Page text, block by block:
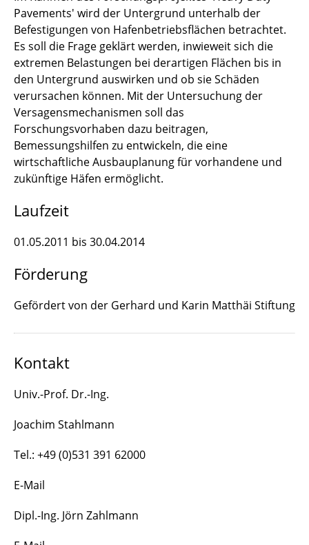
Pavements' wird der Untergrund unterhalb der
Befestigungen von Hafenbetriebsflächen betrachtet.
Es soll die Frage geklärt werden, inwieweit sich die
extremen Belastungen bei derartigen Flächen bis in
den Untergrund auswirken und ob sie Schäden
verursachen können. Mit der Untersuchung der
Versagensmechanismen soll das
Forschungsvorhaben dazu beitragen,
Bemessungshilfen zu entwickeln, die eine
wirtschaftliche Ausbauplanung für vorhandene und
zukünftige Häfen ermöglicht.
Laufzeit
01.05.2011 bis 30.04.2014
Förderung
Gefördert von der Gerhard und Karin Matthäi Stiftung
Kontakt
Univ.-Prof. Dr.-Ing.
Joachim Stahlmann
Tel.: +49 (0)531 391 62000
E-Mail
Dipl.-Ing. Jörn Zahlmann